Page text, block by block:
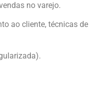
no varejo.
ao cliente, técnicas de